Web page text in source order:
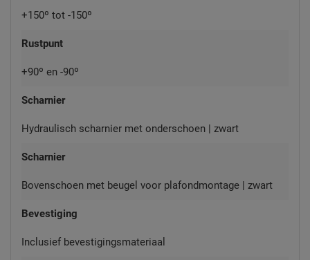
+150º tot -150º
Rustpunt
+90º en -90º
Scharnier
Hydraulisch scharnier met onderschoen | zwart
Scharnier
Bovenschoen met beugel voor plafondmontage | zwart
Bevestiging
Inclusief bevestigingsmateriaal